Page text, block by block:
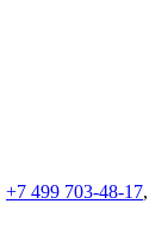
+7 499 703-48-17,